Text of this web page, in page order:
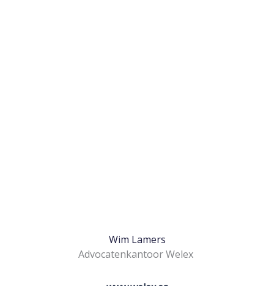
Wim Lamers
Advocatenkantoor Welex